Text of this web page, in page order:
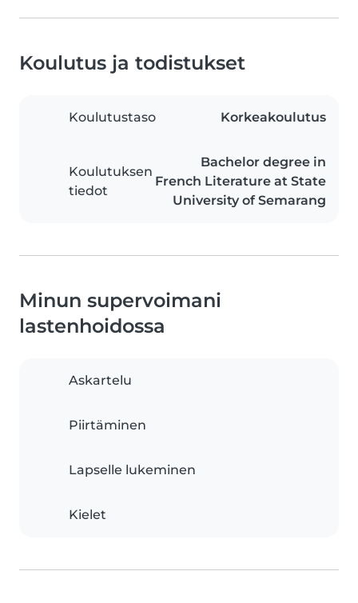
Koulutus ja todistukset
Koulutustaso Korkeakoulutus
Koulutuksen
tiedot
Bachelor degree in
French Literature at State
University of Semarang
Minun supervoimani
lastenhoidossa
Askartelu
Piirtäminen
Lapselle lukeminen
Kielet